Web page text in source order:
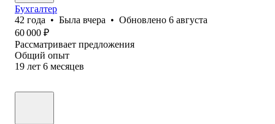
Бухгалтер
42 года • Была вчера • Обновлено 6 августа
60 000 ₽
Рассматривает предложения
Общий опыт
19 лет 6 месяцев